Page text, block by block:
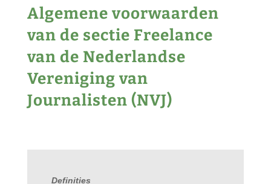
Algemene voorwaarden
van de sectie Freelance
van de Nederlandse
Vereniging van
Journalisten (NVJ)
Definities